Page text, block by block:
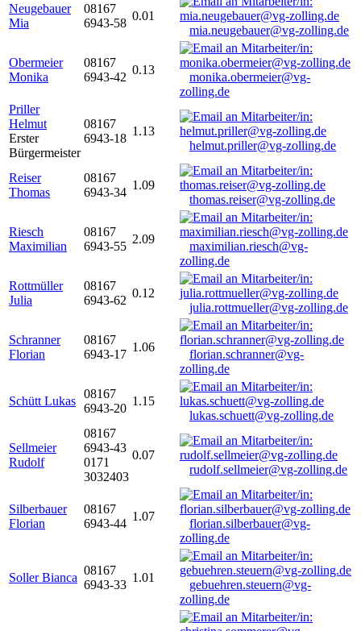
Neugebauer
Mia
08167
6943-58
0.01
mia.neugebauer@vg-zolling.de
Obermeier
Monika
08167
6943-42
0.13
monika.obermeier@vg-
zolling.de
Priller
Helmut
Erster
Bürgermeister
08167
6943-18
1.13
helmut.priller@vg-zolling.de
Reiser
Thomas
08167
6943-34
1.09
thomas.reiser@vg-zolling.de
Riesch
Maximilian
08167
6943-55
2.09
maximilian.riesch@vg-
zolling.de
Rottmüller
Julia
08167
6943-62
0.12
julia.rottmueller@vg-zolling.de
Schranner
Florian
08167
6943-17
1.06
florian.schranner@vg-
zolling.de
Schütt Lukas
08167
6943-20
1.15
lukas.schuett@vg-zolling.de
Sellmeier
Rudolf
08167
6943-43
0171
3032403
0.07
rudolf.sellmeier@vg-zolling.de
Silberbauer
Florian
08167
6943-44
1.07
florian.silberbauer@vg-
zolling.de
Soller Bianca
08167
6943-33
1.01
gebuehren.steuern@vg-
zolling.de